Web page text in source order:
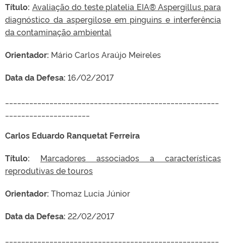
Título: Avaliação do teste platelia EIA® Aspergillus para
diagnóstico da aspergilose em pinguins e interferência
da contaminação ambiental
Orientador: Mário Carlos Araújo Meireles
Data da Defesa: 16/02/2017
Carlos Eduardo Ranquetat Ferreira
Título: Marcadores associados a características
reprodutivas de touros
Orientador: Thomaz Lucia Júnior
Data da Defesa: 22/02/2017